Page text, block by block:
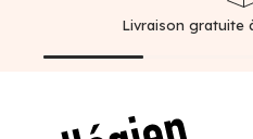
Livraison gratuite